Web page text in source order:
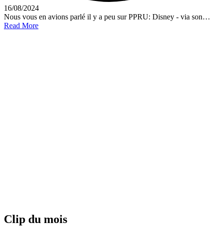
16/08/2024
Nous vous en avions parlé il y a peu sur PPRU: Disney - via son…
Read More
Clip du mois